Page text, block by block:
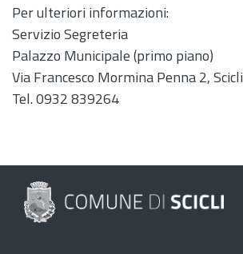
Per ulteriori informazioni:
Servizio Segreteria
Palazzo Municipale (primo piano)
Via Francesco Mormina Penna 2, Scicli
Tel. 0932 839264